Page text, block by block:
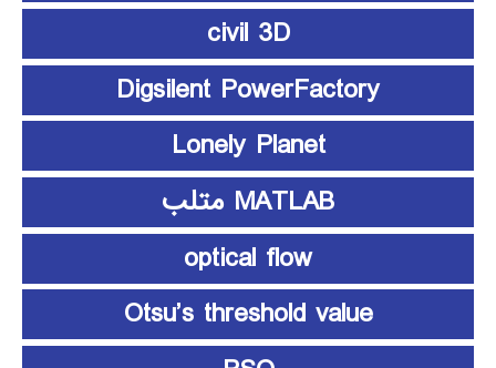
civil 3D
Digsilent PowerFactory
Lonely Planet
MATLAB متلب
optical flow
Otsu’s threshold value